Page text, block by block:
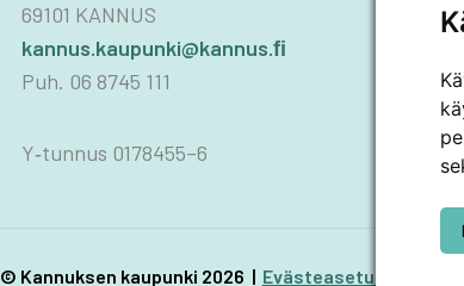
69101 KANNUS
kannus.kaupunki@kannus.ﬁ
Puh. 06 8745 111
Y‑tunnus 0178455–6
© Kannuksen kaupunki 2026 | Evästeasetukset